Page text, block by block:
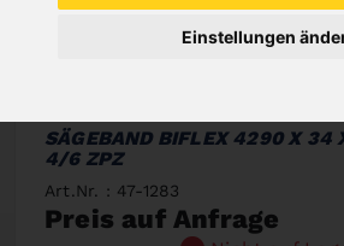
Einstellungen
SÄGEBAND BIFLEX 4290 X 34
4/6 ZPZ
Art.Nr. : 47-1283
Preis auf Anfrage